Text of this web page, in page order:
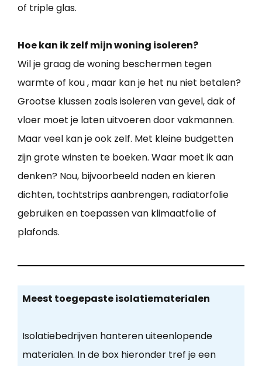
of triple glas.
Hoe kan ik zelf mijn woning isoleren?
Wil je graag de woning beschermen tegen
warmte of kou , maar kan je het nu niet betalen?
Grootse klussen zoals isoleren van gevel, dak of
vloer moet je laten uitvoeren door vakmannen.
Maar veel kan je ook zelf. Met kleine budgetten
zijn grote winsten te boeken. Waar moet ik aan
denken? Nou, bijvoorbeeld naden en kieren
dichten, tochtstrips aanbrengen, radiatorfolie
gebruiken en toepassen van klimaatfolie of
plafonds.
Meest toegepaste isolatiematerialen
Isolatiebedrijven hanteren uiteenlopende
materialen. In de box hieronder tref je een